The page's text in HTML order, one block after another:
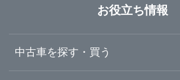
お役立ち情報
中古車を探す・買う